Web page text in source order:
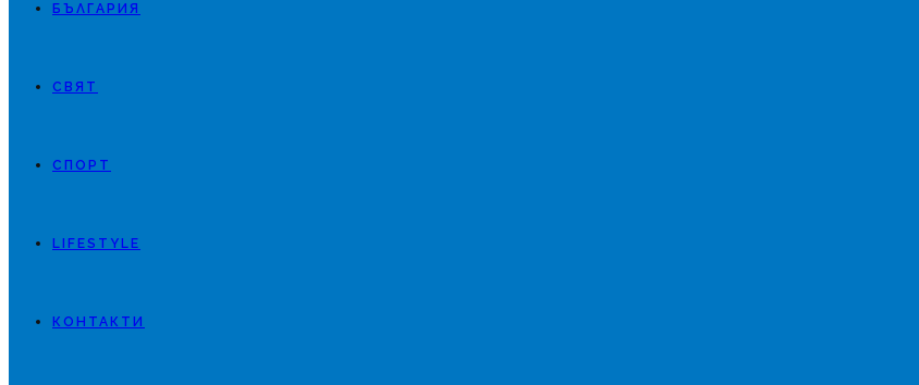
БЪЛГАРИЯ
СВЯТ
СПОРТ
LIFESTYLE
КОНТАКТИ